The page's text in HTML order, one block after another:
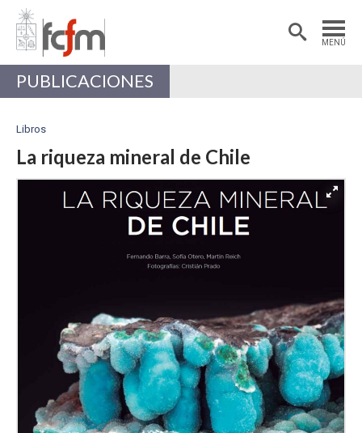
MENÚ
Estudiantes
Académicas/os
PUBLICACIONES
Libros
La riqueza mineral de Chile